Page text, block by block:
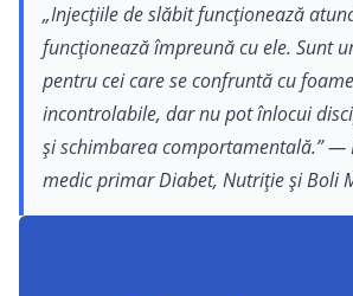
„Injecțiile de slăbit funcționează
funcționează împreună cu ele. Sunt
pentru cei care se confruntă cu
incontrolabile, dar nu pot înlocui
și schimbarea comportamentală.”—
medic primar Diabet, Nutriție și Boli